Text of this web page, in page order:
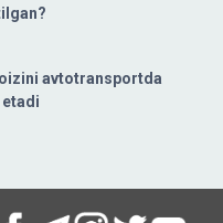
avtotransportda